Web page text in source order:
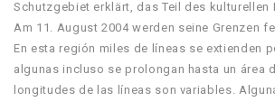
Schutzgebiet erklärt, das Teil des kulturellen
Am 11. August 2004 werden seine Grenzen
En esta región miles de líneas se extienden
algunas incluso se prolongan hasta un área
longitudes de las líneas son variables.